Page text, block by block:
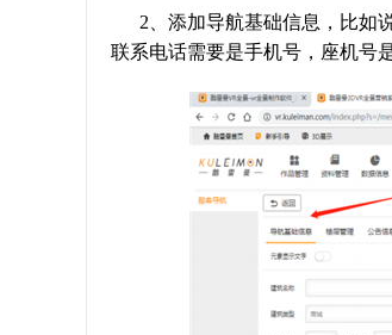
2、添加导航基础信息，比如
联系电话需要是手机号，座机号